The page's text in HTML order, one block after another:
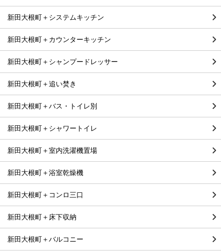
新田大根町＋システムキッチン
新田大根町＋カウンターキッチン
新田大根町＋シャンプードレッサー
新田大根町＋追い焚き
新田大根町＋バス・トイレ別
新田大根町＋シャワートイレ
新田大根町＋室内洗濯機置場
新田大根町＋浴室乾燥機
新田大根町＋コンロ三口
新田大根町＋床下収納
新田大根町＋バルコニー